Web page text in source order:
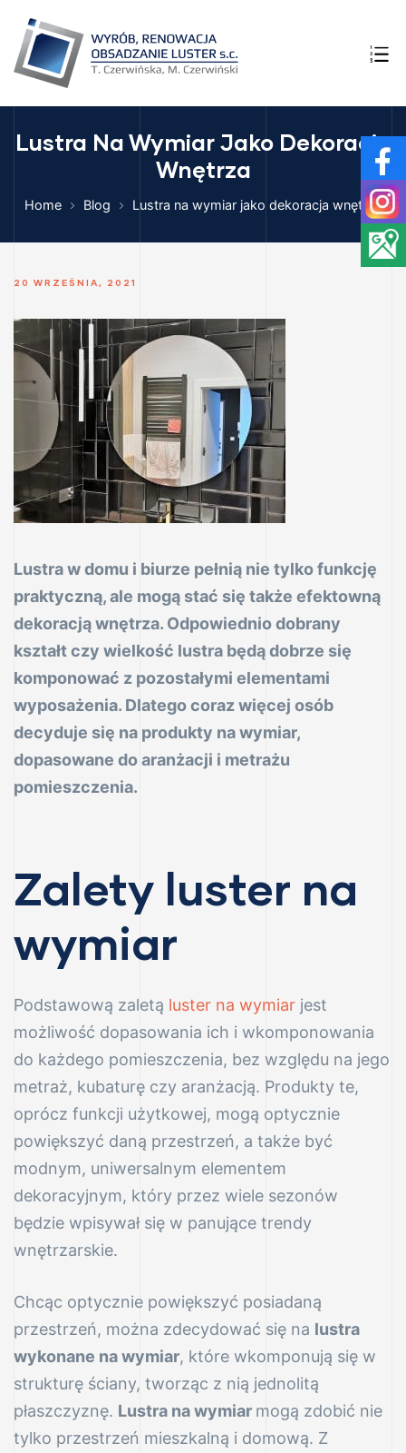
Lustra Na Wymiar Jako Dekoracja
Wnętrza
Home Blog Lustra na wymiar jako dekoracja wnętrza
20 WRZEŚNIA, 2021
Lustra w domu i biurze pełnią nie tylko funkcję
praktyczną, ale mogą stać się także efektowną
dekoracją wnętrza. Odpowiednio dobrany
kształt czy wielkość lustra będą dobrze się
komponować z pozostałymi elementami
wyposażenia. Dlatego coraz więcej osób
decyduje się na produkty na wymiar,
dopasowane do aranżacji i metrażu
pomieszczenia.
Zalety luster na
wymiar
Podstawową zaletą luster na wymiar jest
możliwość dopasowania ich i wkomponowania
do każdego pomieszczenia, bez względu na jego
metraż, kubaturę czy aranżacją. Produkty te,
oprócz funkcji użytkowej, mogą optycznie
powiększyć daną przestrzeń, a także być
modnym, uniwersalnym elementem
dekoracyjnym, który przez wiele sezonów
będzie wpisywał się w panujące trendy
wnętrzarskie.
Chcąc optycznie powiększyć posiadaną
przestrzeń, można zdecydować się na lustra
wykonane na wymiar, które wkomponują się w
strukturę ściany, tworząc z nią jednolitą
płaszczyznę. Lustra na wymiar mogą zdobić nie
tylko przestrzeń mieszkalną i domową. Z